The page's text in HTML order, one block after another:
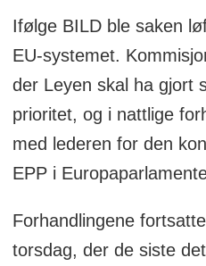
· Nivå: 90 %
CO₂-utslipp
· Referanseår: 2021
· Betyr: Diesel kan
begrensede volumer
· Avklaring: EU-
Ifølge BILD ble saken
EU-systemet.
der Leyen skal ha gjort
prioritet, og i nattlige
med lederen for den
EPP i
Forhandlingene
torsdag, der de siste